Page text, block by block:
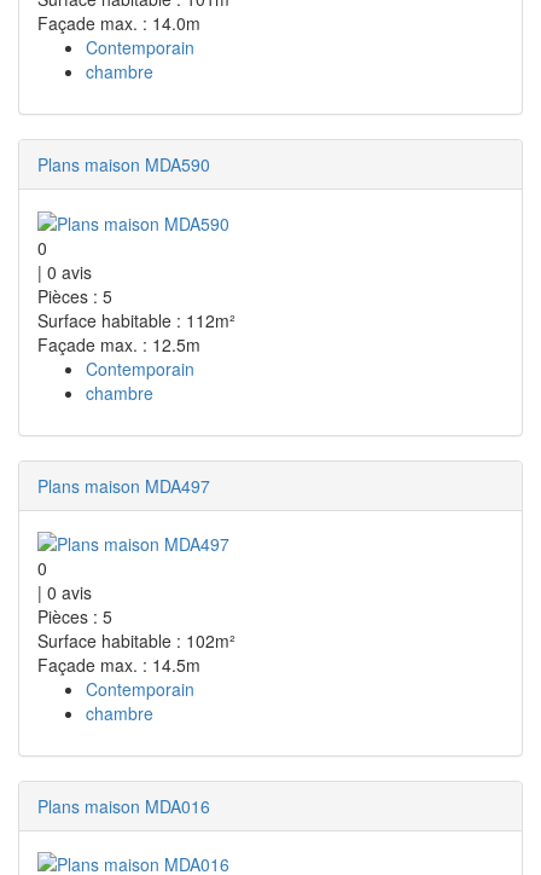
Façade max. : 14.0m
Contemporain
chambre
Plans maison MDA590
0
| 0 avis
Pièces : 5
Surface habitable : 112m²
Façade max. : 12.5m
Contemporain
chambre
Plans maison MDA497
0
| 0 avis
Pièces : 5
Surface habitable : 102m²
Façade max. : 14.5m
Contemporain
chambre
Plans maison MDA016